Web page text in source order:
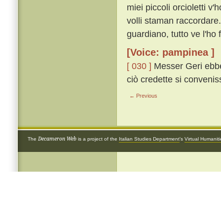
miei piccoli orcioletti
volli staman
guardiano, tutto ve l'ho
[Voice: pampinea ]
[ 030 ] Messer Geri
ciò credette si
← Previous
The Decameron Web is a project of the Italian Studies Department's Virtual